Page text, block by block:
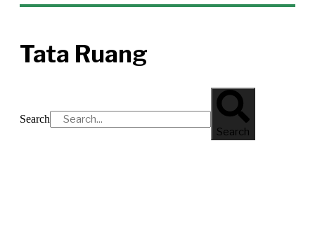
Tata Ruang
Search
Search